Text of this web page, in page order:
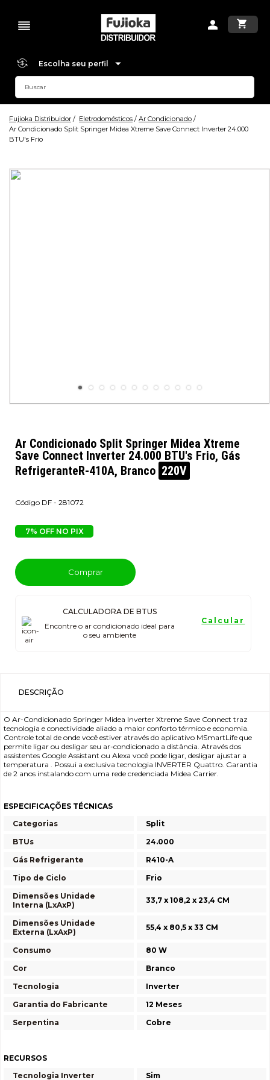
Escolha seu perfil
Fujioka Distribuidor Eletrodomésticos
Ar Condicionado
Ar Condicionado Split Springer Midea Xtreme Save Connect Inverter 24.000
BTU's Frio
Ar Condicionado Split Springer Midea Xtreme
Save Connect Inverter 24.000 BTU's Frio, Gás
RefrigeranteR-410A, Branco 220V
DF - 281072
7% OFF NO PIX
Comprar
CALCULADORA DE BTUS
Encontre o ar condicionado ideal para
o seu ambiente
Calcular
DESCRIÇÃO
O Ar-Condicionado Springer Midea Inverter Xtreme Save Connect traz
tecnologia e conectividade aliado a maior conforto térmico e economia.
Controle total de onde você estiver através do aplicativo MSmartLife que
permite ligar ou desligar seu ar-condicionado a distância. Através dos
assistentes Google Assistant ou Alexa você pode ligar, desligar ajustar a
temperatura . Possui a exclusiva tecnologia INVERTER Quattro. Garantia
de 2 anos instalando com uma rede credenciada Midea Carrier.
ESPECIFICAÇÕES TÉCNICAS
Categorias
Split
BTUs
24.000
Gás Refrigerante
R410-A
Tipo de Ciclo
Frio
Dimensões Unidade
Interna (LxAxP)
33,7 x 108,2 x 23,4 CM
Dimensões Unidade
Externa (LxAxP)
55,4 x 80,5 x 33 CM
Consumo
80 W
Cor
Branco
Tecnologia
Inverter
Garantia do Fabricante
12 Meses
Serpentina
Cobre
RECURSOS
Tecnologia Inverter
Sim